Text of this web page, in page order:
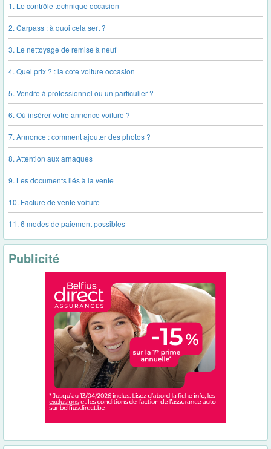
1. Le contrôle technique occasion
2. Carpass : à quoi cela sert ?
3. Le nettoyage de remise à neuf
4. Quel prix ? : la cote voiture occasion
5. Vendre à professionnel ou un particulier ?
6. Où insérer votre annonce voiture ?
7. Annonce : comment ajouter des photos ?
8. Attention aux arnaques
9. Les documents liés à la vente
10. Facture de vente voiture
11. 6 modes de paiement possibles
Publicité